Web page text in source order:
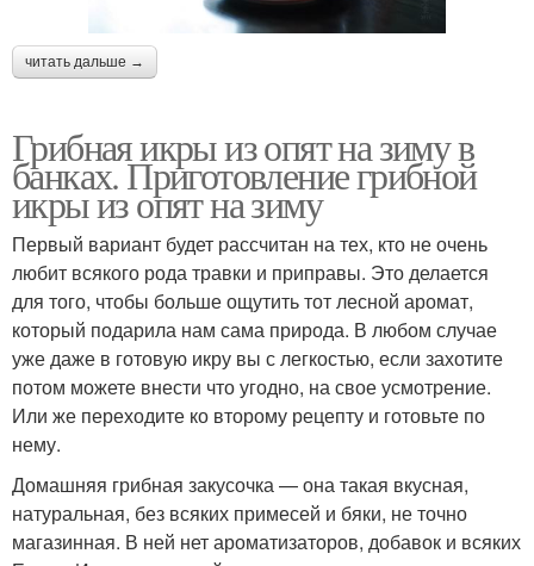
читать дальше →
Грибная икры из опят на зиму в
банках. Приготовление грибной
икры из опят на зиму
Первый вариант будет рассчитан на тех, кто не очень
любит всякого рода травки и приправы. Это делается
для того, чтобы больше ощутить тот лесной аромат,
который подарила нам сама природа. В любом случае
уже даже в готовую икру вы с легкостью, если захотите
потом можете внести что угодно, на свое усмотрение.
Или же переходите ко второму рецепту и готовьте по
нему.
Домашняя грибная закусочка — она такая вкусная,
натуральная, без всяких примесей и бяки, не точно
магазинная. В ней нет ароматизаторов, добавок и всяких